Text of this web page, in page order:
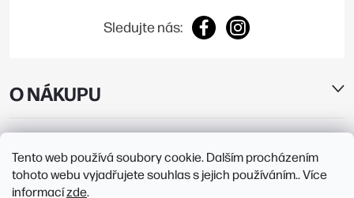
Tento web používá soubory cookie. Dalším procházením
tohoto webu vyjadřujete souhlas s jejich používáním.. Více
informacízde.
O NÁKUPU
Sledujte nás: